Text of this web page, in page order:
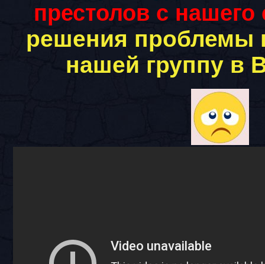
престолов с нашего
решения проблемы
нашей группу в